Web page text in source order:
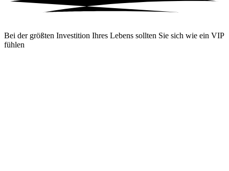
Bei der größten Investition Ihres Lebens sollten Sie sich wie ein VIP
fühlen